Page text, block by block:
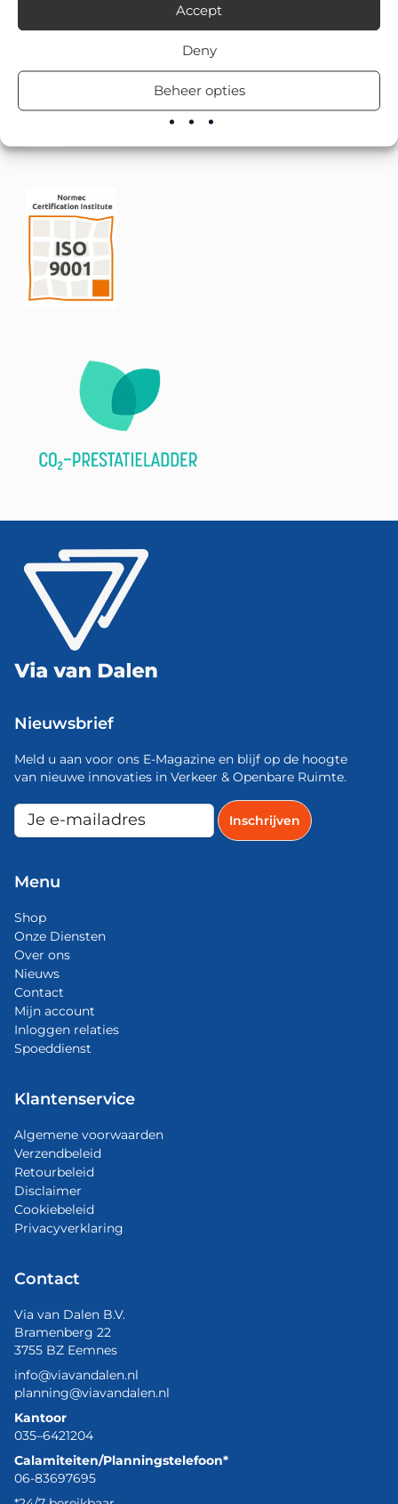
Accept
Deny
Beheer opties
Nieuwsbrief
Meld u aan voor ons E-Magazine en blijf op de hoogte
van nieuwe innovaties in Verkeer & Openbare Ruimte.
Menu
Shop
Onze Diensten
Over ons
Nieuws
Contact
Mijn account
Inloggen relaties
Spoeddienst
Klantenservice
Algemene voorwaarden
Verzendbeleid
Retourbeleid
Disclaimer
Cookiebeleid
Privacyverklaring
Contact
Via van Dalen B.V.
Bramenberg 22
3755 BZ Eemnes
info@viavandalen.nl
planning@viavandalen.nl
Kantoor
035–6421204
Calamiteiten/Planningstelefoon*
06-83697695